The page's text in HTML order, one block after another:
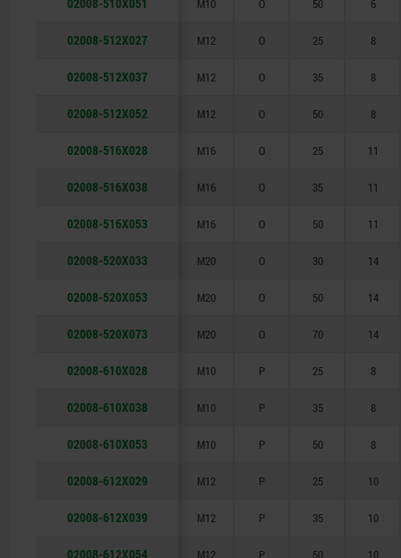
M10 O 50 6
02008-512X027 M12 O 25 8
02008-512X037 M12 O 35 8
02008-512X052 M12 O 50 8
02008-516X028 M16 O 25 11
02008-516X038 M16 O 35 11
02008-516X053 M16 O 50 11
02008-520X033 M20 O 30 14
02008-520X053 M20 O 50 14
02008-520X073 M20 O 70 14
02008-610X028 M10 P 25 8
02008-610X038 M10 P 35 8
02008-610X053 M10 P 50 8
02008-612X029 M12 P 25 10
02008-612X039 M12 P 35 10
02008-612X054 M12 P 50 10